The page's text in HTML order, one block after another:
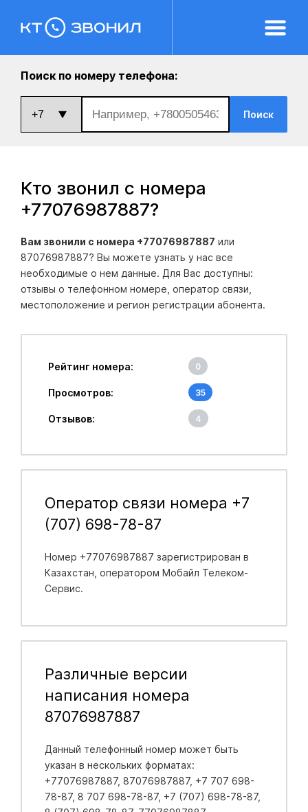
Поиск по номеру телефона:
Поиск
Кто звонил с номера
+77076987887?
Вам звонили с номера +77076987887 или
87076987887? Вы можете узнать у нас все
необходимые о нем данные. Для Вас доступны:
отзывы о телефонном номере, оператор связи,
местоположение и регион регистрации абонента.
Рейтинг номера: 0
Просмотров: 35
Отзывов: 4
Оператор связи номера +7
(707) 698-78-87
Номер +77076987887 зарегистрирован в
Казахстан , оператором Мобайл Телеком-
Сервис.
Различные версии
написания номера
87076987887
Данный телефонный номер может быть
указан в нескольких форматах:
+77076987887, 87076987887, +7 707 698-
78-87, 8 707 698-78-87, +7 (707) 698-78-87,